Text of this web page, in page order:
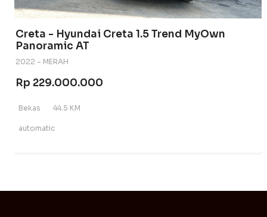
Creta - Hyundai Creta 1.5 Trend MyOwn
Panoramic AT
2022 - MERAH
Rp 229.000.000
Bekas 44.5 KM
automatic